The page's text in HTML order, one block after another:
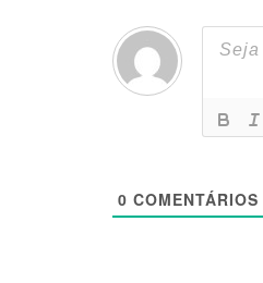
0 COMENTÁRIOS